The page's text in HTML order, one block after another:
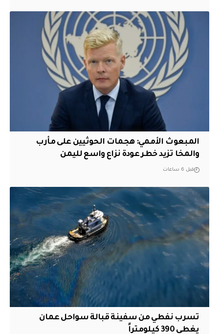
المبعوث الأممي: هجمات الحوثيين على مأرب
والمخا تزيد خطر عودة نزاع واسع لليمن
قبل 6 ساعات
تسرب نفطي من سفينة قبالة سواحل عمان
يغطي 390 كيلومتراً